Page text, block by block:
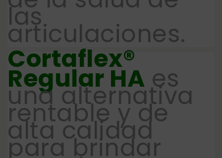
las
articulaciones.
Cortaflex®
Regular HAes
una alternativa
rentable y de
alta calidad
para brindar